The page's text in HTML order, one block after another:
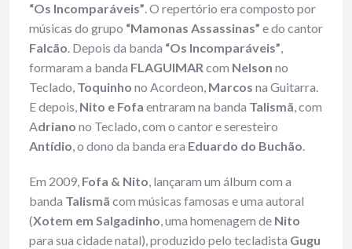
“Os Incomparáveis”. O repertório era composto por
músicas do grupo “Mamonas Assassinas” e do cantor
Falcão. Depois da banda “Os Incomparáveis”,
formaram a banda FLAGUIMAR com Nelson no
Teclado, Toquinho no Acordeon, Marcos na Guitarra.
E depois, Nito e Fofa entraram na banda Talismã, com
Adriano no Teclado, com o cantor e seresteiro
Antídio, o dono da banda era Eduardo do Buchão.
Em 2009, Fofa & Nito, lançaram um álbum com a
banda Talismã com músicas famosas e uma autoral
(Xotem em Salgadinho, uma homenagem de Nito
para sua cidade natal), produzido pelo tecladista Gugu